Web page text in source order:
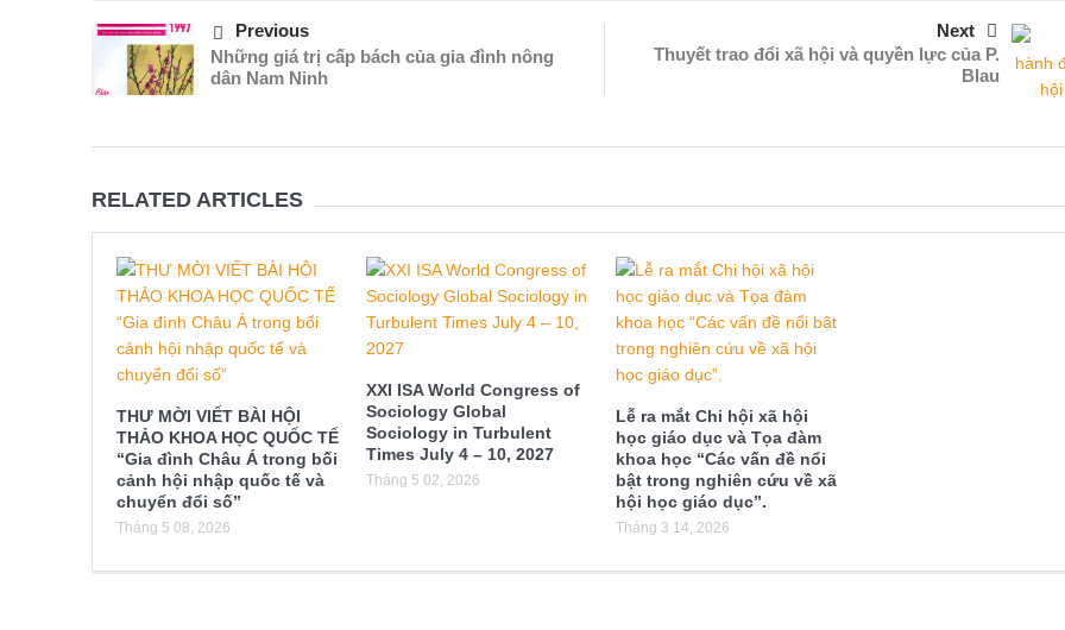
Previous
Những giá trị cấp bách của gia đình nông
dân Nam Ninh
Next
Thuyết trao đổi xã hội và quyền lực của P.
Blau
RELATED ARTICLES
THƯ MỜI VIẾT BÀI HỘI
THẢO KHOA HỌC QUỐC TẾ
“Gia đình Châu Á trong bối
cảnh hội nhập quốc tế và
chuyển đổi số”
Tháng 5 08, 2026
XXI ISA World Congress of
Sociology Global
Sociology in Turbulent
Times July 4 – 10, 2027
Tháng 5 02, 2026
Lễ ra mắt Chi hội xã hội
học giáo dục và Tọa đàm
khoa học “Các vấn đề nổi
bật trong nghiên cứu về xã
hội học giáo dục”.
Tháng 3 14, 2026